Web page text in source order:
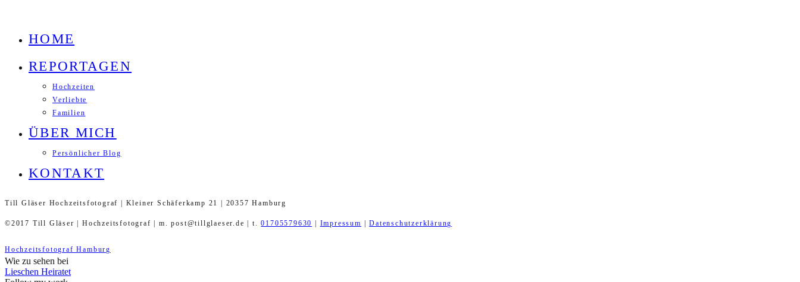
HOME
REPORTAGEN
Hochzeiten
Verliebte
Familien
ÜBER MICH
Persönlicher Blog
KONTAKT
Till Gläser Hochzeitsfotograf | Kleiner Schäferkamp 21 | 20357 Hamburg
©2017 Till Gläser | Hochzeitsfotograf | m. post@tillglaeser.de | t.01705579630 | Impressum |Datenschutzerklärung
Hochzeitsfotograf Hamburg
Wie zu sehen bei
Lieschen Heiratet